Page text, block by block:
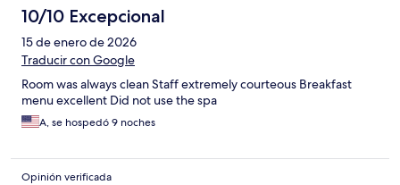
10/10 Excepcional
15 de enero de 2026
Traducir con Google
Room was always clean Staff extremely courteous Breakfast
menu excellent Did not use the spa
A, se hospedó 9 noches
Opinión verificada